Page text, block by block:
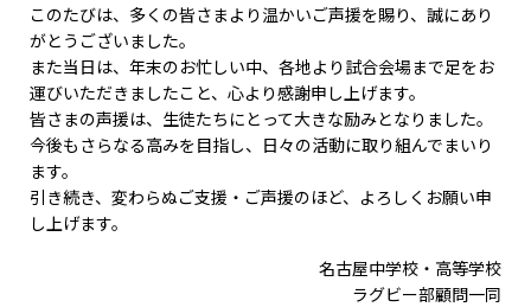
このたびは、多くの皆さまより温かいご声援を賜り、誠にあり
がとうございました。
また当日は、年末のお忙しい中、各地より試合会場まで足をお
運びいただきましたこと、心より感謝申し上げます。
皆さまの声援は、生徒たちにとって大きな励みとなりました。
今後もさらなる高みを目指し、日々の活動に取り組んでまいり
ます。
引き続き、変わらぬご支援・ご声援のほど、よろしくお願い申
し上げます。
名古屋中学校・高等学校
ラグビー部顧問一同